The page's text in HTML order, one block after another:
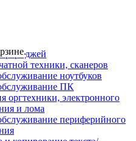
техники, сканеров
ноутбуков
ПК
оргтехники, электронного
и лома
периферийного